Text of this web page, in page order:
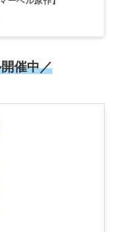
催中／